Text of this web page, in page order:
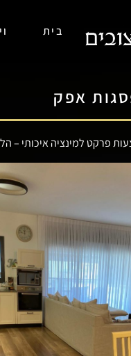
בית
אפק
פרקט למינציה איכותי –